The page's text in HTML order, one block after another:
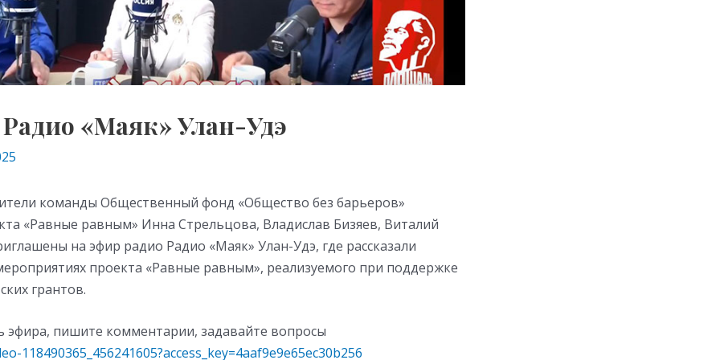
«Маяк» Улан-Удэ
команды Общественный фонд «Общество без барьеров»
«Равные равным» Инна Стрельцова, Владислав Бизяев, Виталий
на эфир радио Радио «Маяк» Улан-Удэ, где рассказали
проекта «Равные равным», реализуемого при поддержке
грантов.
эфира, пишите комментарии, задавайте вопросы
118490365_456241605?access_key=4aaf9e9e65ec30b256